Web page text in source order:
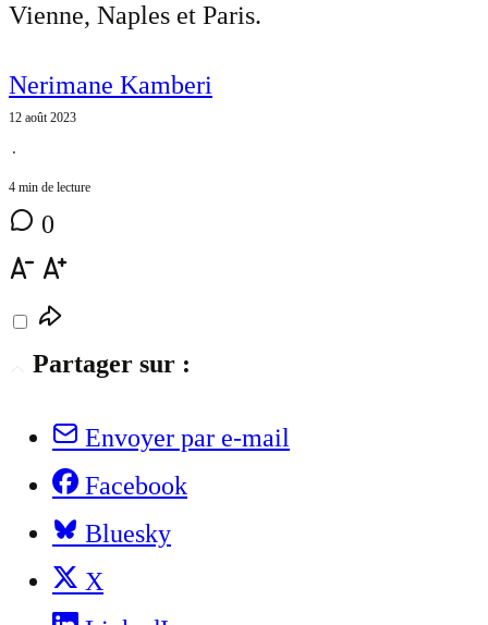
Vienne, Naples et Paris.
Nerimane Kamberi
12 août 2023
⋅
4 min de lecture
0
Partager sur :
Envoyer par e-mail
Facebook
Bluesky
X